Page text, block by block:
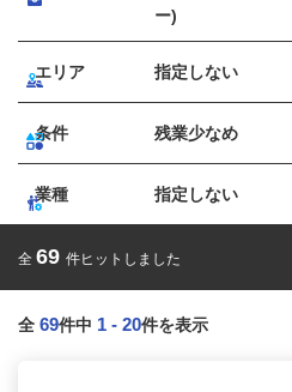
ー)
エリア 指定しない
条件 残業少なめ
業種 指定しない
全 69 件ヒットしました
全 69件中 1 - 20件を表示